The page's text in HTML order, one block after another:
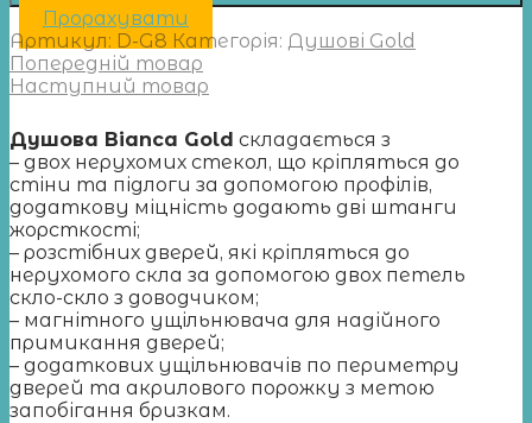
Прорахувати
Артикул: D-G8 Категорія: Душові Gold
Попередній товар
Наступний товар
Душова Bianca Gold складається з
– двох нерухомих стекол, що кріпляться до
стіни та підлоги за допомогою профілів,
додаткову міцність додають дві штанги
жорсткості;
– розстібних дверей, які кріпляться до
нерухомого скла за допомогою двох петель
скло-скло з доводчиком;
– магнітного ущільнювача для надійного
примикання дверей;
– додаткових ущільнювачів по периметру
дверей та акрилового порожку з метою
запобігання бризкам.